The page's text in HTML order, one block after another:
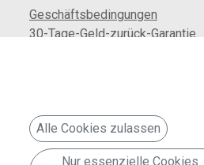
Geschäftsbedingungen
30-Tage-Geld-zurück-Garantie
Alle Cookies zulassen
Nur essenzielle Cookies